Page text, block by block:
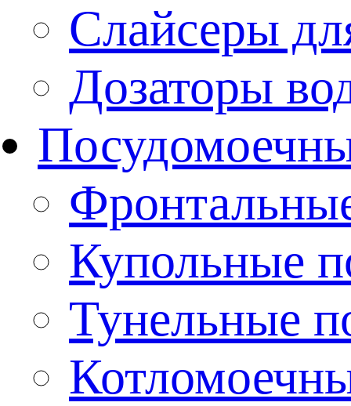
Слайсеры
Дозаторы
Купольные
Тунельные